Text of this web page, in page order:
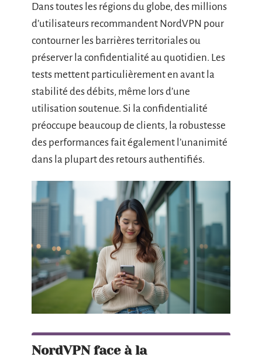
Dans toutes les régions du globe, des millions
d’utilisateurs recommandent NordVPN pour
contourner les barrières territoriales ou
préserver la confidentialité au quotidien. Les
tests mettent particulièrement en avant la
stabilité des débits, même lors d’une
utilisation soutenue. Si la confidentialité
préoccupe beaucoup de clients, la robustesse
des performances fait également l’unanimité
dans la plupart des retours authentifiés.
NordVPN face à la